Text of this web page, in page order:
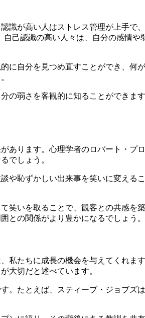
識が高い人はストレス管理が上手で
己認識の高い人々は、自分の感情や
に自分を見つめ直すことができ、何
の弱さを客観的に知ることができま
あります。心理学者のロバート・プ
でしょう。
や恥ずかしい出来事を笑いに変える
笑いを取ることで、観客との共感を
との関係がより豊かになるでしょう。
私たちに成長の機会を与えてくれま
大切だと述べています。
。たとえば、スティーブ・ジョブズ